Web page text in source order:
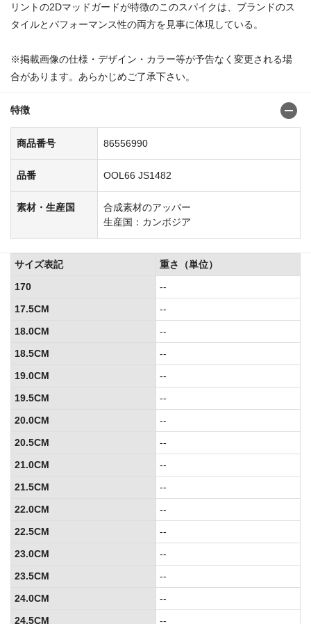
リントの2Dマッドガードが特徴のこのスパイクは、ブランドのス
タイルとパフォーマンス性の両方を見事に体現している。
※掲載画像の仕様・デザイン・カラー等が予告なく変更される場
合があります。あらかじめご了承下さい。
特徴
商品番号 86556990
品番 OOL66 JS1482
素材・生産国
合成素材のアッパー
生産国：カンボジア
サイズ表記
重さ（単位）
170
--
17.5CM
--
18.0CM
--
18.5CM
--
19.0CM
--
19.5CM
--
20.0CM
--
20.5CM
--
21.0CM
--
21.5CM
--
22.0CM
--
22.5CM
--
23.0CM
--
23.5CM
--
24.0CM
--
24.5CM
--